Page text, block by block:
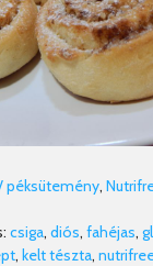
péksütemény,
csiga, diós, fahéjas,
, kelt tészta,